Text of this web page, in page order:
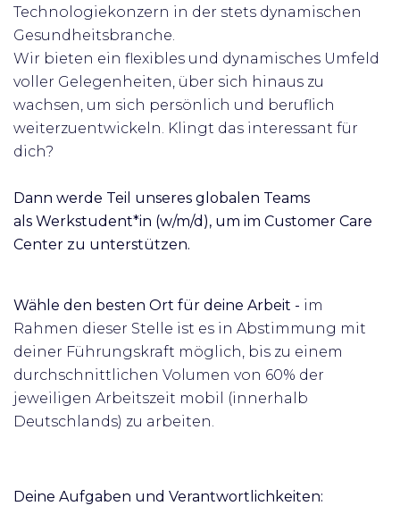
Technologiekonzern in der stets dynamischen
Gesundheitsbranche.
Wir bieten ein flexibles und dynamisches Umfeld
voller Gelegenheiten, über sich hinaus zu
wachsen, um sich persönlich und beruflich
weiterzuentwickeln. Klingt das interessant für
dich?
Dann werde Teil unseres globalen Teams
als Werkstudent*in (w/m/d), um im Customer Care
Center zu unterstützen.
Wähle den besten Ort für deine Arbeit - im
Rahmen dieser Stelle ist es in Abstimmung mit
deiner Führungskraft möglich, bis zu einem
durchschnittlichen Volumen von 60% der
jeweiligen Arbeitszeit mobil (innerhalb
Deutschlands) zu arbeiten.
Deine Aufgaben und Verantwortlichkeiten: